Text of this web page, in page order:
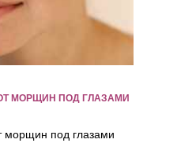
МОРЩИН ПОД ГЛАЗАМИ